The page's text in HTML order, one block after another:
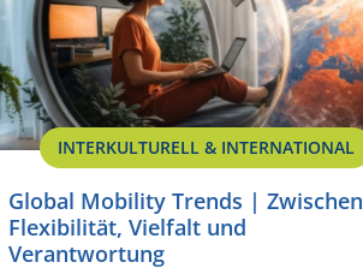
INTERKULTURELL & INTERNATIONAL
Global Mobility Trends | Zwischen
Flexibilität, Vielfalt und
Verantwortung